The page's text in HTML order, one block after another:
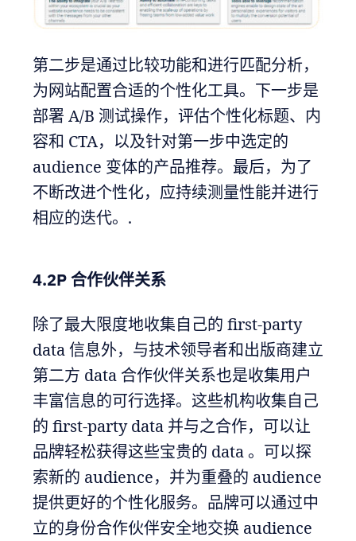
第二步是通过比较功能和进行匹配分析，
为网站配置合适的个性化工具。下一步是
部署 A/B 测试操作，评估个性化标题、内
容和 CTA，以及针对第一步中选定的
audience 变体的产品推荐。最后，为了
不断改进个性化，应持续测量性能并进行
相应的迭代。.
4.2P 合作伙伴关系
除了最大限度地收集自己的 first-party
data 信息外，与技术领导者和出版商建立
第二方 data 合作伙伴关系也是收集用户
丰富信息的可行选择。这些机构收集自己
的 first-party data 并与之合作，可以让
品牌轻松获得这些宝贵的 data 。可以探
索新的 audience，并为重叠的 audience
提供更好的个性化服务。品牌可以通过中
立的身份合作伙伴安全地交换 audience